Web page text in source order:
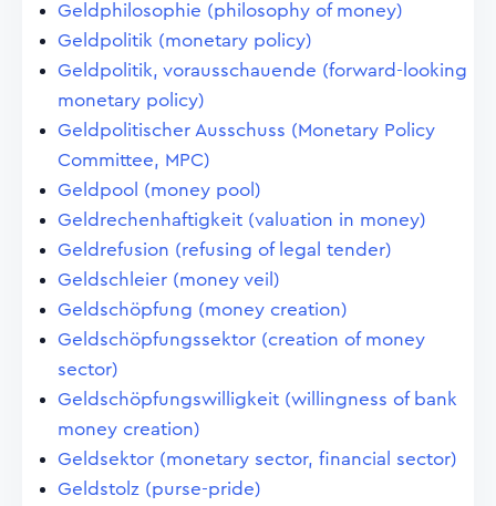
Geldphilosophie (philosophy of money)
Geldpolitik (monetary policy)
Geldpolitik, vorausschauende (forward-looking
monetary policy)
Geldpolitischer Ausschuss (Monetary Policy
Committee, MPC)
Geldpool (money pool)
Geldrechenhaftigkeit (valuation in money)
Geldrefusion (refusing of legal tender)
Geldschleier (money veil)
Geldschöpfung (money creation)
Geldschöpfungssektor (creation of money
sector)
Geldschöpfungswilligkeit (willingness of bank
money creation)
Geldsektor (monetary sector, financial sector)
Geldstolz (purse-pride)